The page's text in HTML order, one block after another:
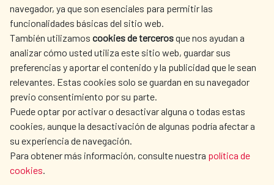
La Red de Escuelas Asociadas de la
UNESCO refuerza su papel
estratégico en la educación frente
a los nuevos retos globales
La Red de Escuelas Asociadas de la
UNESCO refuerza su papel estratégico en la
educación frente a los nuevos retos
globales La Red estrena un espacio
navegador, ya que son esenciales para permitir las
funcionalidades básicas del sitio web.
También utilizamos cookies de tercerosque nos ayudan a
analizar cómo usted utiliza este sitio web, guardar sus
preferencias y aportar el contenido y la publicidad que le sean
relevantes. Estas cookies solo se guardan en su navegador
previo consentimiento por su parte.
Puede optar por activar o desactivar alguna o todas estas
cookies, aunque la desactivación de algunas podría afectar a
su experiencia de navegación.
Para obtener más información, consulte nuestra política de
cookies.